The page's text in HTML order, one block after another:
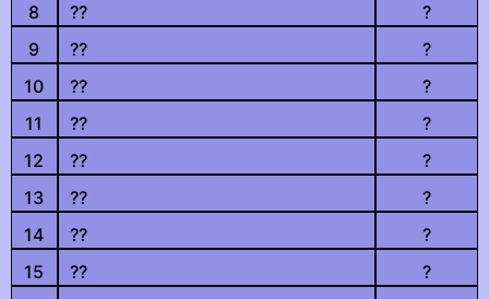
8
??
?
9
??
?
10
??
?
11
??
?
12
??
?
13
??
?
14
??
?
15
??
?